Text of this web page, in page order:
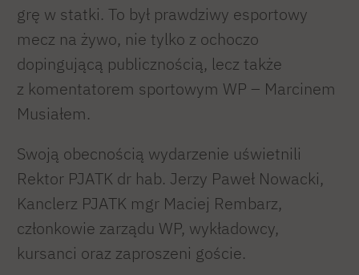
grę w statki. To był prawdziwy esportowy
mecz na żywo, nie tylko z ochoczo
dopingującą publicznością, lecz także
z komentatorem sportowym WP – Marcinem
Musiałem.
Swoją obecnością wydarzenie uświetnili
Rektor PJATK dr hab. Jerzy Paweł Nowacki,
Kanclerz PJATK mgr Maciej Rembarz,
członkowie zarządu WP, wykładowcy,
kursanci oraz zaproszeni goście.